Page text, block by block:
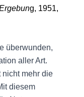
g, 1951,
überwunden,
aller Art.
nicht mehr die
diesem